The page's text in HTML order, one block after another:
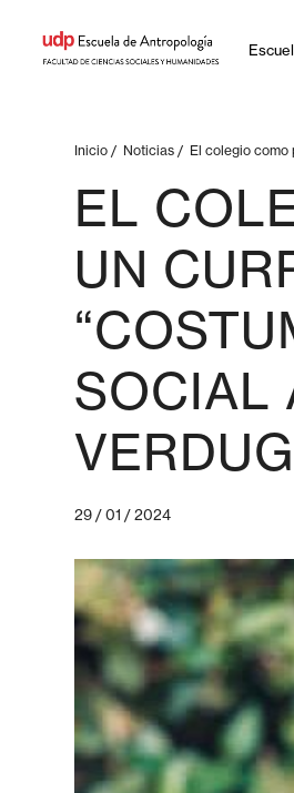
Inicio / Noticias / El colegio como
EL
UN
SOCIAL
29 / 01 / 2024